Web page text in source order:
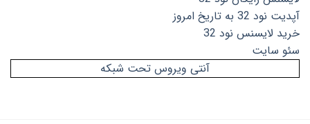
آپدیت نود 32 به تاریخ امروز
خرید لایسنس نود 32
سئو سایت
آنتی ویروس تحت شبکه